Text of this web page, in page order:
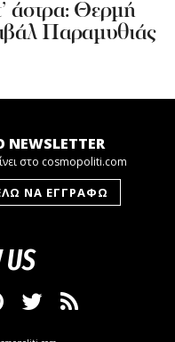
άστρα: Θερμή
Παραμυθιάς
στο cosmopoliti.com
US